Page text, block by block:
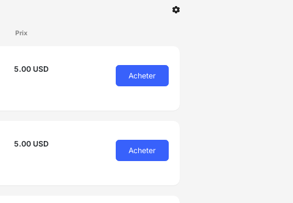
Prix
5.00 USD
Acheter
5.00 USD
Acheter